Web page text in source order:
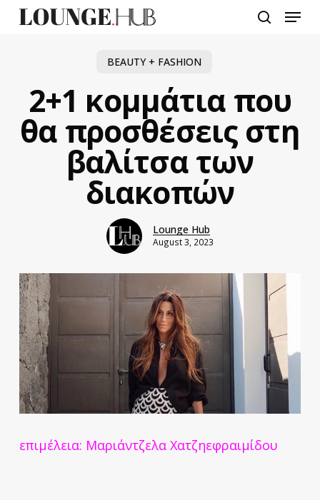
Menu
BEAUTY + FASHION
2+1 κομμάτια που
θα προσθέσεις στη
βαλίτσα των
διακοπών
Lounge Hub
August 3, 2023
επιμέλεια: Μαριάντζελα Χατζηεφραιμίδου